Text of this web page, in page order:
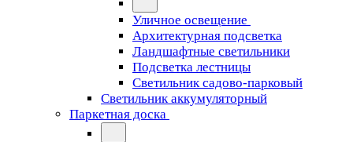
Уличное освещение
Архитектурная подсветка
Ландшафтные светильники
Подсветка лестницы
Светильник садово-парковый
Светильник аккумуляторный
Паркетная доска